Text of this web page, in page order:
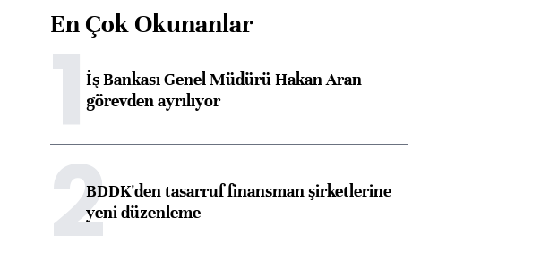
En Çok Okunanlar
1İş Bankası Genel Müdürü Hakan Aran
görevden ayrılıyor
2BDDK'den tasarruf finansman şirketlerine
yeni düzenleme